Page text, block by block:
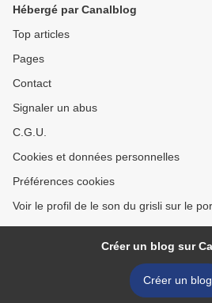
Hébergé par Canalblog
Top articles
Pages
Contact
Signaler un abus
C.G.U.
Cookies et données personnelles
Préférences cookies
Voir le profil de le son du grisli sur le
Créer un blog sur
Créer un blog